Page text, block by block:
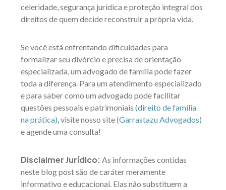
celeridade, segurança jurídica e proteção integral dos
direitos de quem decide reconstruir a própria vida.
Se você está enfrentando dificuldades para
formalizar seu divórcio e precisa de orientação
especializada, um advogado de família pode fazer
toda a diferença. Para um atendimento especializado
e para saber como um advogado pode facilitar
questões pessoais e patrimoniais (direito de família
na prática) , visite nosso site(Garrastazu Advogados)
e agende uma consulta!
Disclaimer Jurídico: As informações contidas
neste blog post são de caráter meramente
informativo e educacional. Elas não substituem a